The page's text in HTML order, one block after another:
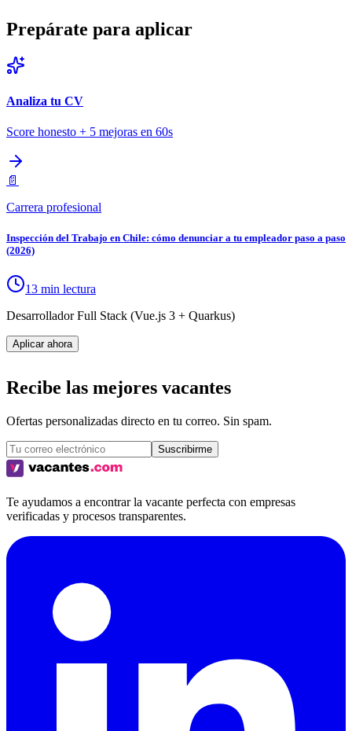
Prepárate para aplicar
Analiza tu CV
Score honesto + 5 mejoras en 60s
📄
Carrera profesional
Inspección del Trabajo en Chile: cómo denunciar a tu empleador paso a paso
(2026)
13 min lectura
Desarrollador Full Stack (Vue.js 3 + Quarkus)
Aplicar ahora
Recibe las mejores vacantes
Ofertas personalizadas directo en tu correo. Sin spam.
Suscribirme
Te ayudamos a encontrar la vacante perfecta con empresas
verificadas y procesos transparentes.